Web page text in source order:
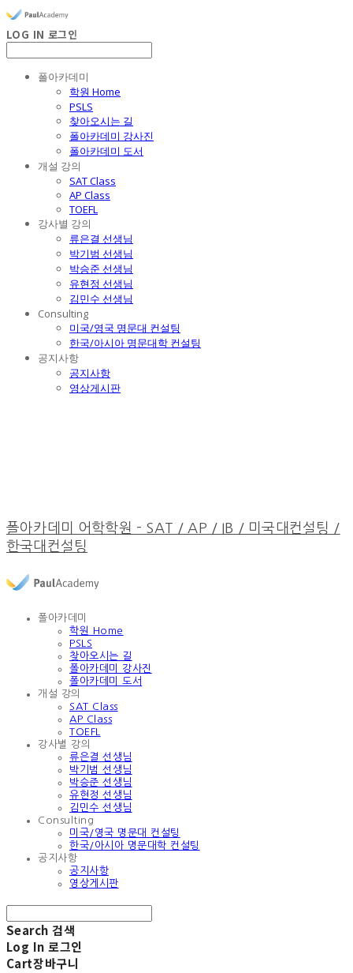
LOG IN 로그인
폴아카데미
학원 Home
PSLS
찾아오시는 길
폴아카데미 강사진
폴아카데미 도서
개설 강의
SAT Class
AP Class
TOEFL
강사별 강의
류은결 선생님
박기범 선생님
박승준 선생님
유현정 선생님
김민수 선생님
Consulting
미국/영국 명문대 컨설팅
한국/아시아 명문대학 컨설팅
공지사항
공지사항
영상게시판
폴아카데미 어학학원 - SAT / AP / IB / 미국대컨설팅 /
한국대컨설팅
폴아카데미
학원 Home
PSLS
찾아오시는 길
폴아카데미 강사진
폴아카데미 도서
개설 강의
SAT Class
AP Class
TOEFL
강사별 강의
류은결 선생님
박기범 선생님
박승준 선생님
유현정 선생님
김민수 선생님
Consulting
미국/영국 명문대 컨설팅
한국/아시아 명문대학 컨설팅
공지사항
공지사항
영상게시판
Search 검색
Log In 로그인
Cart장바구니